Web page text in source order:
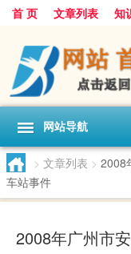
首 页 文章列表 知
网站导航
> 文章列表 > 2008
车站事件
2008年广州市